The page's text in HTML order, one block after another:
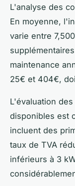
L'analyse des
En moyenne,
varie entre
maintenance
25€ et 404€,
L'évaluation
disponibles est
incluent des
taux de TVA
inférieurs à 3